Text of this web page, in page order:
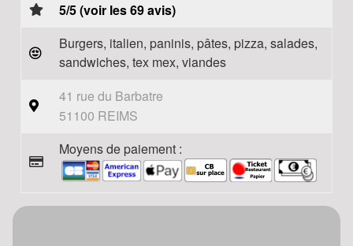
5/5 (voir les 69 avis)
Burgers, italien, paninis, pâtes, pizza, salades,
sandwiches, tex mex, viandes
41 rue du Barbatre
51100 REIMS
Moyens de paiement :